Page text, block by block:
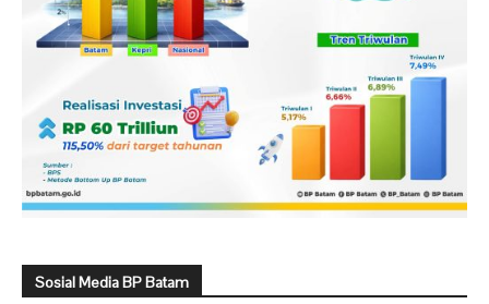
Sosial Media BP Batam